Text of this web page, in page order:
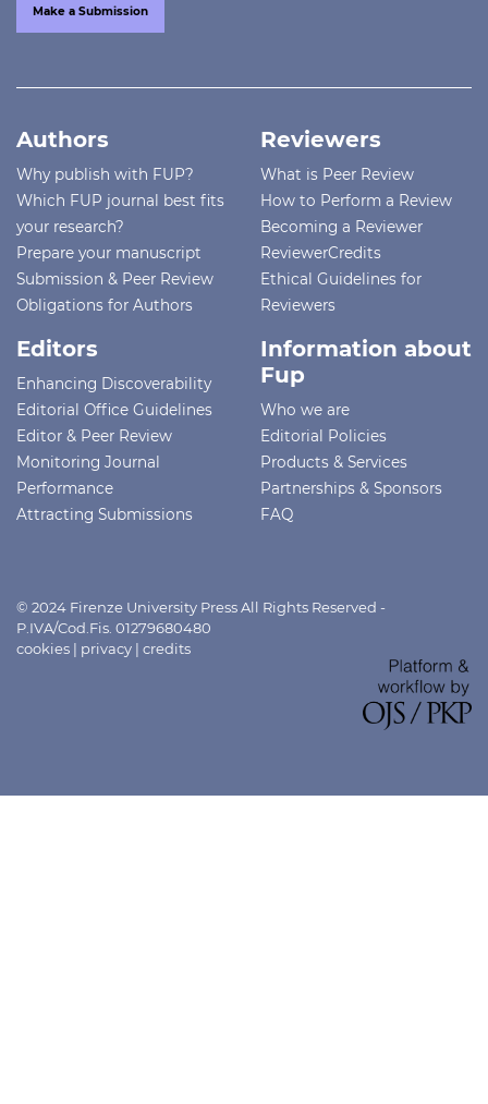
Make a Submission
Authors
Why publish with FUP?
Which FUP journal best fits
your research?
Prepare your manuscript
Submission & Peer Review
Obligations for Authors
Reviewers
What is Peer Review
How to Perform a Review
Becoming a Reviewer
ReviewerCredits
Ethical Guidelines for
Reviewers
Editors
Enhancing Discoverability
Editorial Office Guidelines
Editor & Peer Review
Monitoring Journal
Performance
Attracting Submissions
Information about
Fup
Who we are
Editorial Policies
Products & Services
Partnerships & Sponsors
FAQ
© 2024 Firenze University Press All Rights Reserved -
P.IVA/Cod.Fis. 01279680480
cookies | privacy | credits